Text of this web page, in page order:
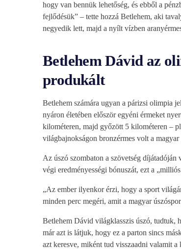
hogy van bennük lehetőség, és ebből a
fejlődésük” – tette hozzá Betlehem, aki
negyedik lett, majd a nyílt vízben
Betlehem Dávid az
produkált
Betlehem számára ugyan a párizsi olimpia
nyáron életében először egyéni érmeket
kilométeren, majd győzött 5 kilométeren –
világbajnokságon bronzérmes volt a magyar
Az úszó szombaton a szövetség díjátadóján
végi eredményességi bónuszát, ezt a
„Az ember ilyenkor érzi, hogy a sport
minden perc megéri, amit a magyar
Betlehem Dávid világklasszis úszó, tudtuk,
már azt is látjuk, hogy ez a parton sincs
azt keresve, miként tud visszaadni valamit